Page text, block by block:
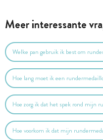
Meer interessante
Welke pan gebruik ik best om
Hoe lang moet ik een
Hoe zorg ik dat het spek rond mijn
Hoe voorkom ik dat mijn